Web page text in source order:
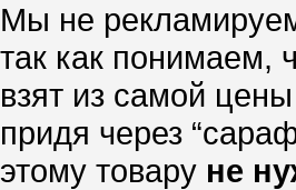
Мы не
так как понимаем,
взят из самой
придя через
этому товару не